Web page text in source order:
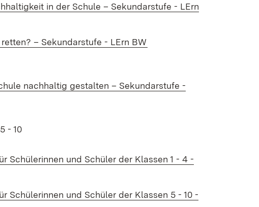
in der Schu­le – Se­kun­dar­stu­fe - LErn
– Se­kun­dar­stu­fe - LErn BW
nach­hal­tig ge­stal­ten – Se­kun­dar­stu­fe -
- 10
Schülerinnen und Schüler der Klassen 1 - 4 -
Schülerinnen und Schüler der Klassen 5 - 10 -